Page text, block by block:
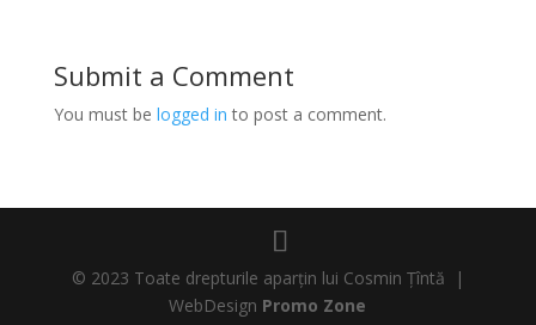
Submit a Comment
You must be logged in to post a comment.
© 2023 Toate drepturile aparțin lui Cosmin Țîntă |
WebDesign Promo Zone